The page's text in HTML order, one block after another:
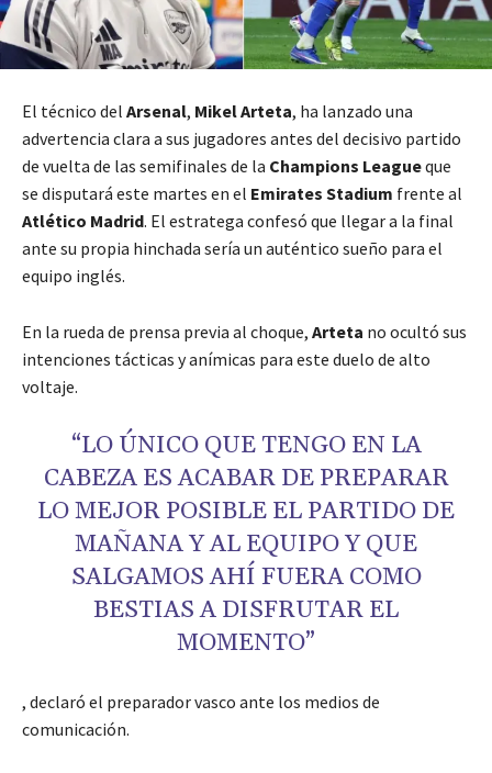
El técnico del Arsenal, Mikel Arteta, ha lanzado una
advertencia clara a sus jugadores antes del decisivo partido
de vuelta de las semifinales de la Champions Leagueque
se disputará este martes en el Emirates Stadium frente al
Atlético Madrid. El estratega confesó que llegar a la final
ante su propia hinchada sería un auténtico sueño para el
equipo inglés.
En la rueda de prensa previa al choque, Arteta no ocultó sus
intenciones tácticas y anímicas para este duelo de alto
voltaje.
“LO ÚNICO QUE TENGO EN LA
CABEZA ES ACABAR DE PREPARAR
LO MEJOR POSIBLE EL PARTIDO DE
MAÑANA Y AL EQUIPO Y QUE
SALGAMOS AHÍ FUERA COMO
BESTIAS A DISFRUTAR EL
MOMENTO”
, declaró el preparador vasco ante los medios de
comunicación.